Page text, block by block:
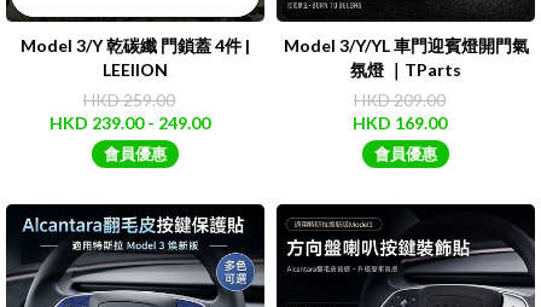
Model 3/Y 乾碳纖 門鎖蓋 4件 |
LEEIION
HKD 259.00
HKD 239.00 - 249.00
會員優惠
Model 3/Y/YL 車門迎賓燈開門氣
氛燈 ｜TParts
HKD 209.00
HKD 169.00
會員優惠